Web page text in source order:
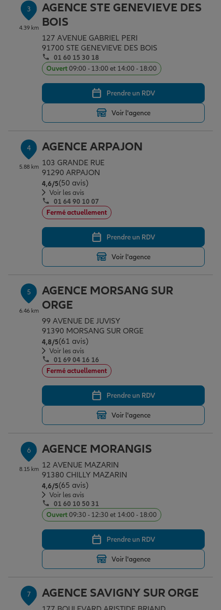
Assurance scolaire
Protection juridique
Retraite
Tous nos devis d'assurance
3
4.39 km
AGENCE STE GENEVIEVE DES
BOIS
127 AVENUE GABRIEL PERI
91700 STE GENEVIEVE DES BOIS
01 60 15 30 18
Ouvert09:00 - 13:00 et 14:00 - 18:00
Prendre un RDV
Voir l'agence
4
5.88 km
AGENCE ARPAJON
103 GRANDE RUE
91290 ARPAJON
4,6/5Note de 4.6 sur 5
(50 avis)
Voir les avis
01 64 90 10 07
Fermé actuellement
Prendre un RDV
Voir l'agence
5
6.46 km
AGENCE MORSANG SUR
ORGE
99 AVENUE DE JUVISY
91390 MORSANG SUR ORGE
4,8/5Note de 4.8 sur 5
(61 avis)
Voir les avis
01 69 04 16 16
Fermé actuellement
Prendre un RDV
Voir l'agence
6
8.15 km
AGENCE MORANGIS
12 AVENUE MAZARIN
91380 CHILLY MAZARIN
4,6/5Note de 4.6 sur 5
(65 avis)
Voir les avis
01 60 10 50 31
Ouvert09:30 - 12:30 et 14:00 - 18:00
Prendre un RDV
Voir l'agence
7 AGENCE SAVIGNY SUR ORGE